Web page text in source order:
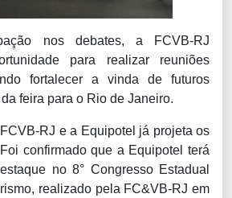
nos debates, a FCVB-RJ
para realizar reuniões
fortalecer a vinda de futuros
feira para o Rio de Janeiro.
RJ e a Equipotel já projeta os
confirmado que a Equipotel terá
no 8° Congresso Estadual
realizado pela FC&VB-RJ em